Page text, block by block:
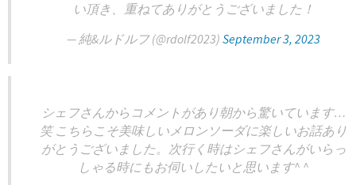
い頂き、重ねてありがとうございました！
— 純&ルドルフ (@rdolf2023) September 3, 2023
シェフさんからコメントがあり朝から驚いています…
笑 こちらこそ美味しいメロンソーダに楽しいお話あり
がとうございました。次行く時はシェフさんがいらっ
しゃる時にもお伺いしたいと思います^ ^